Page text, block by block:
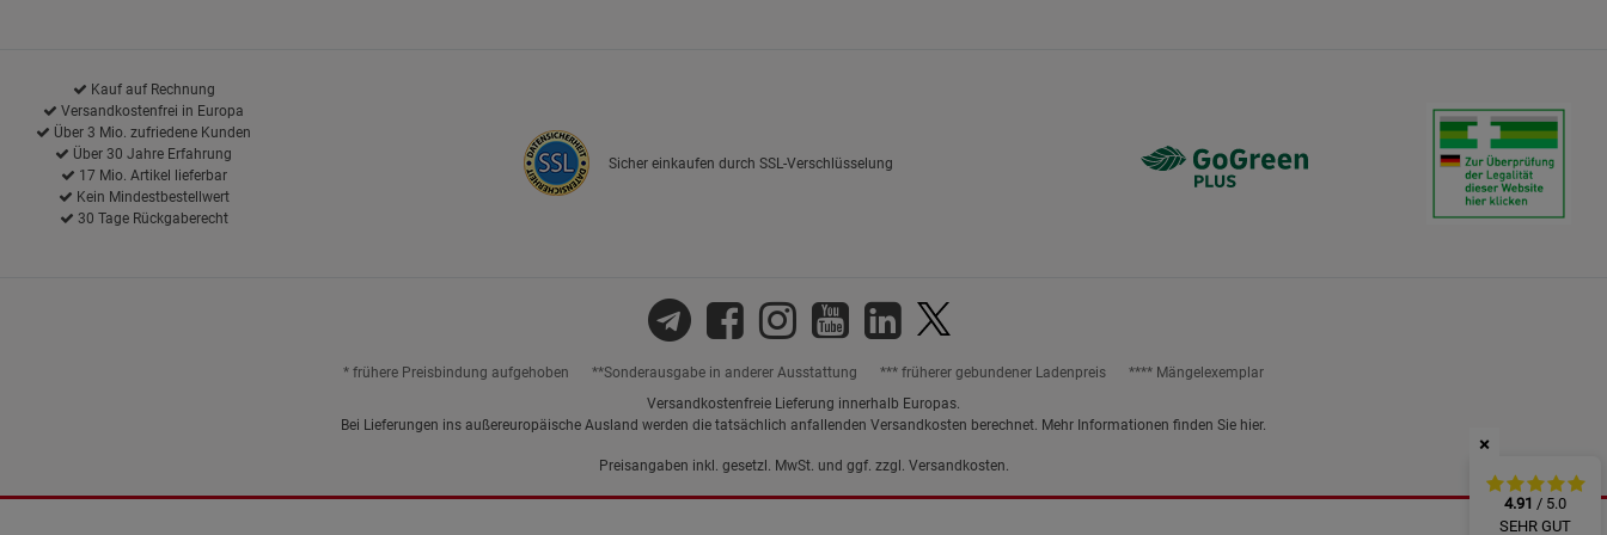
×
4.91 / 5.0
SEHR GUT
Kauf auf Rechnung
Versandkostenfrei in Europa
Über 3 Mio. zufriedene Kunden
Über 30 Jahre Erfahrung
17 Mio. Artikel lieferbar
Kein Mindestbestellwert
30 Tage Rückgaberecht
Sicher einkaufen durch SSL-Verschlüsselung
* frühere Preisbindung aufgehoben **Sonderausgabe in anderer Ausstattung *** früherer gebundener Ladenpreis
**** Mängelexemplar
Versandkostenfreie Lieferung innerhalb Europas.
Bei Lieferungen ins außereuropäische Ausland werden die tatsächlich anfallenden Versandkosten berechnet. Mehr Informationen finden Sie hier.
Preisangaben inkl. gesetzl. MwSt. und ggf. zzgl. Versandkosten.